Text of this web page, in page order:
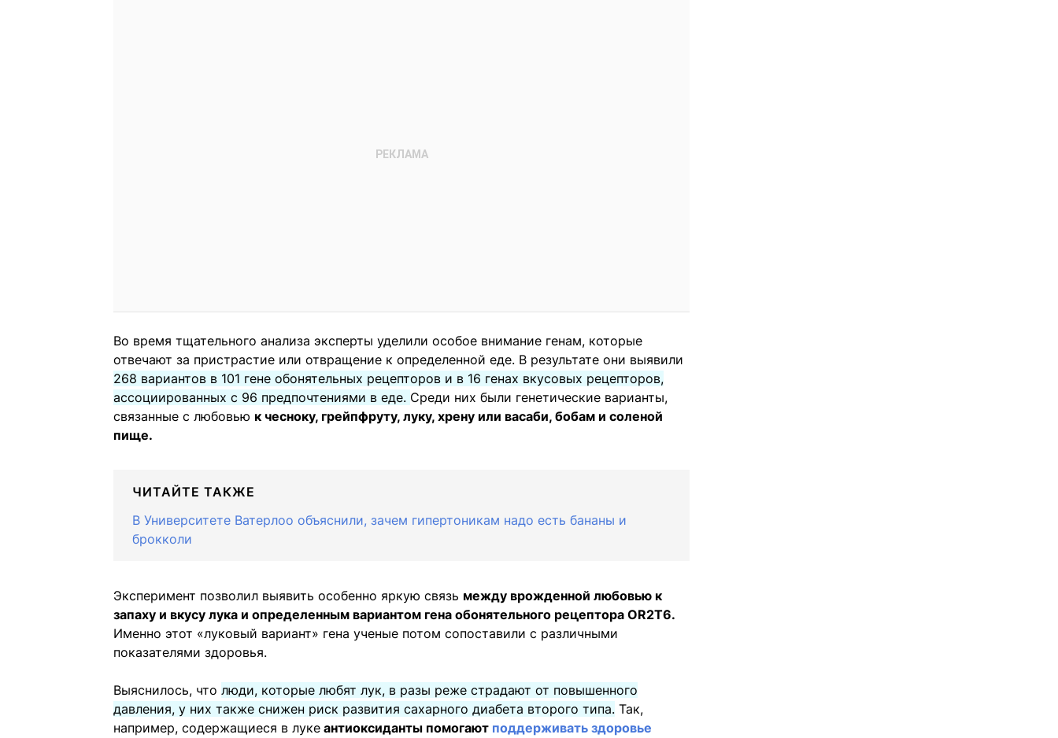
Во время тщательного анализа эксперты уделили особое внимание генам, которые
отвечают за пристрастие или отвращение к определенной еде. В результате они выявили
268 вариантов в 101 гене обонятельных рецепторов и в 16 генах вкусовых рецепторов,
ассоциированных с 96 предпочтениями в еде. Среди них были генетические варианты,
связанные с любовью к чесноку, грейпфруту, луку, хрену или васаби, бобам и соленой
пище.
ЧИТАЙТЕ ТАКЖЕ
В Университете Ватерлоо объяснили, зачем гипертоникам надо есть бананы и
брокколи
Эксперимент позволил выявить особенно яркую связь между врожденной любовью к
запаху и вкусу лука и определенным вариантом гена обонятельного рецептора OR2T6.
Именно этот «луковый вариант» гена ученые потом сопоставили с различными
показателями здоровья.
Выяснилось, что люди, которые любят лук, в разы реже страдают от повышенного
давления, у них также снижен риск развития сахарного диабета второго типа. Так,
например, содержащиеся в луке антиоксиданты помогают поддерживать здоровье